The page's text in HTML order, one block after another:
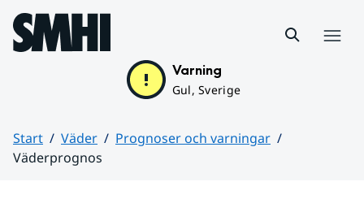
Hoppa till sidans innehåll
Varning
Gul, Sverige
Start Väder
Prognoser och varningar
Väderprognos